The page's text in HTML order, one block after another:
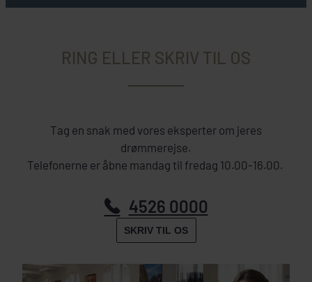
RING ELLER SKRIV TIL OS
Tag en snak med vores eksperter om jeres
drømmerejse.
Telefonerne er åbne mandag til fredag 10.00-16.00.
4526 0000
SKRIV TIL OS